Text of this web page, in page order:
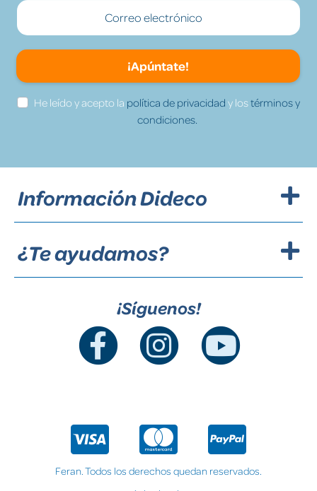
¡Apúntate!
He leído y acepto la política de privacidad y lostérminos y
condiciones.
Información Dideco
¿Te ayudamos?
¡Síguenos!
Feran. Todos los derechos quedan reservados.